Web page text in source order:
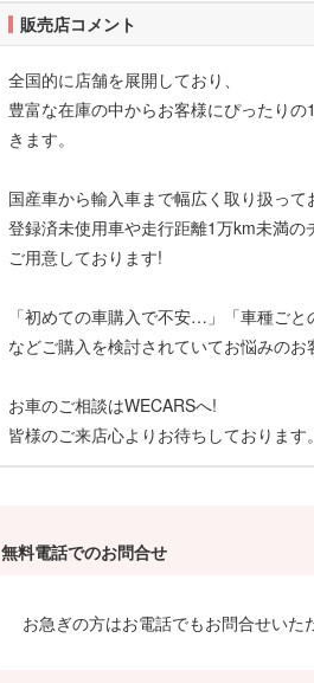
販売店コメント
全国的に店舗を展開しており、
豊富な在庫の中からお客様にぴったり
きます。
国産車から輸入車まで幅広く取り扱って
登録済未使用車や走行距離1万km未満の
ご用意しております!
「初めての車購入で不安…」「車種ご
などご購入を検討されていてお悩みのお
お車のご相談はWECARSへ!
皆様のご来店心よりお待ちしております。
無料電話でのお問合せ
お急ぎの方はお電話でもお問合せいた